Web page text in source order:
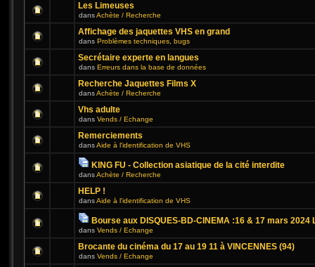
Les Limeuses
dansAchète / Recherche
Affichage des jaquettes VHS en grand
dans Problèmes techniques, bugs
Secrétaire experte en langues
dans Erreurs dans la base de données
Recherche Jaquettes Films X
dansAchète / Recherche
Vhs adulte
dans Vends / Echange
Remerciements
dansAide à l'identification de VHS
KING FU - Collection asiatique de la cité interdite
dansAchète / Recherche
HELP !
dansAide à l'identification de VHS
Bourse aux DISQUES-BD-CINEMA :16 & 17 mars 2024
dans Vends / Echange
Brocante du cinéma du 17 au 19 11 à VINCENNES (94)
dans Vends / Echange